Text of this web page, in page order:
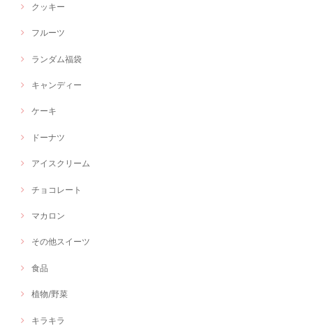
クッキー
フルーツ
ランダム福袋
キャンディー
ケーキ
ドーナツ
アイスクリーム
チョコレート
マカロン
その他スイーツ
食品
植物/野菜
キラキラ